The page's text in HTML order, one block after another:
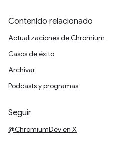
Contenido relacionado
Actualizaciones de Chromium
Casos de éxito
Archivar
Podcasts y programas
Seguir
@ChromiumDev en X